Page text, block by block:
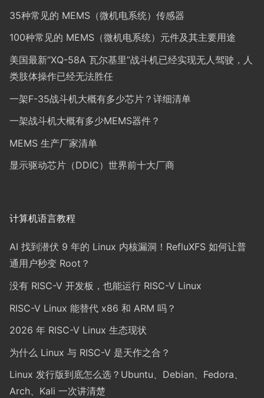
35种常见的 MEMS（微机电系统）传感器
100种常见的 MEMS（微机电系统）元件及其主要用途
美国最新“XQ-58A 瓦尔基里”战斗机已经实现无人驾驶，人
类肢体操作已经无法胜任
一架F-35战斗机大概有多少芯片？详细清单
一架战斗机大概有多少MEMS器件？
MEMS 生产厂家清单
显示驱动芯片（DDIC）世界前十大厂商
计算机语言教程
AI 找到潜伏 9 年的 Linux 内核漏洞！RefluXFS 如何让普
通用户秒变 Root？
没有 RISC-V 开发板，也能运行 RISC-V Linux
RISC-V Linux 能替代 x86 和 ARM 吗？
2026 年 RISC-V Linux 生态现状
为什么 Linux 与 RISC-V 是天作之合？
Linux 发行版到底怎么选？Ubuntu、Debian、Fedora、
Arch、Kali 一次讲清楚